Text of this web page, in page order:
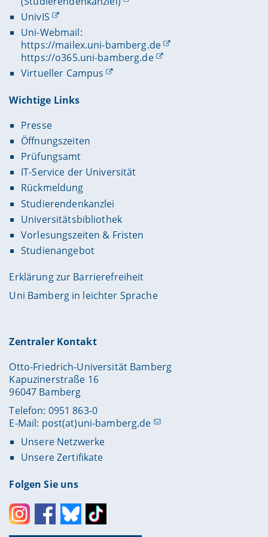
Prüfungsausschuss WI, IISM und WiPäd/WI
Prüfungsausschuss AI, CitH und SoSySc
UnivIS
Uni-Webmail:
https://mailex.uni-bamberg.de
https://o365.uni-bamberg.de
Virtueller Campus
Wichtige Links
Presse
Öffnungszeiten
Prüfungsamt
IT-Service der Universität
Rückmeldung
Studierendenkanzlei
Universitätsbibliothek
Vorlesungszeiten & Fristen
Studienangebot
Erklärung zur Barrierefreiheit
Uni Bamberg in leichter Sprache
Zentraler Kontakt
Otto-Friedrich-Universität Bamberg
Kapuzinerstraße 16
96047 Bamberg
Telefon: 0951 863-0
E-Mail: post(at)uni-bamberg.de
Unsere Netzwerke
Unsere Zertifikate
Folgen Sie uns